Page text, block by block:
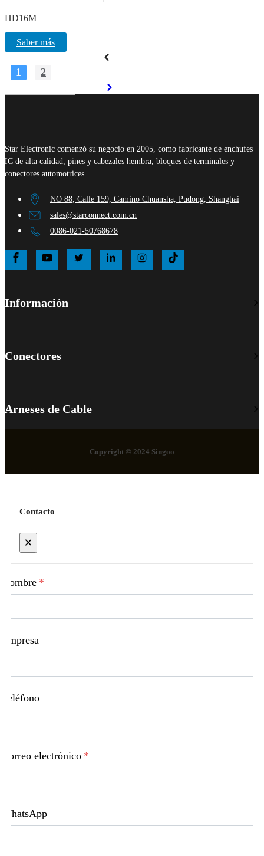
HD16M
Saber más
1 2
Star Electronic comenzó su negocio en 2005, como fabricante de enchufes
IC de alta calidad, pines y cabezales hembra, bloques de terminales y
conectores automotrices.
NO 88, Calle 159, Camino Chuansha, Pudong, Shanghai
sales@starconnect.com.cn
0086-021-50768678
Información
Conectores
Arneses de Cable
Copyright © 2024 Singoo
Contacto
×
Nombre *
Empresa
Teléfono
Correo electrónico *
WhatsApp